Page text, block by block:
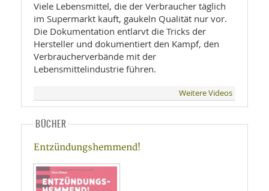
Viele Lebensmittel, die der Verbraucher täglich
im Supermarkt kauft, gaukeln Qualität nur vor.
Die Dokumentation entlarvt die Tricks der
Hersteller und dokumentiert den Kampf, den
Verbraucherverbände mit der
Lebensmittelindustrie führen.
Weitere Videos
BÜCHER
Entzündungshemmend!